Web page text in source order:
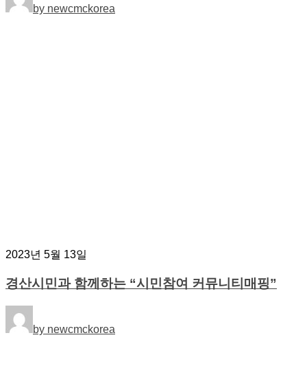
by newcmckorea
2023년 5월 13일
경산시민과 함께하는 “시민참여 커뮤니티매핑”
by newcmckorea